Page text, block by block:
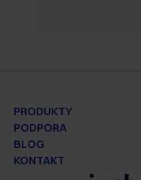
PRODUKTY
PODPORA
BLOG
KONTAKT